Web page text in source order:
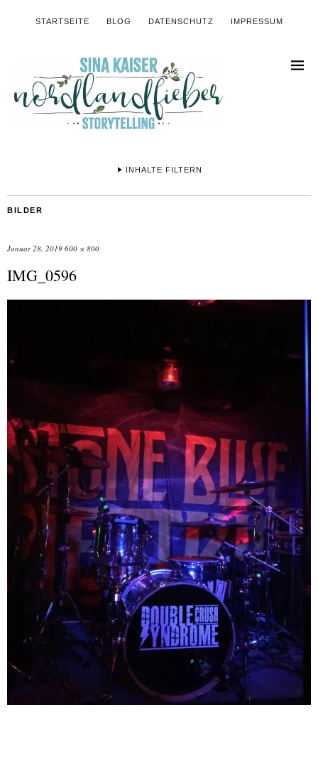
STARTSEITE BLOG DATENSCHUTZ IMPRESSUM
INHALTE FILTERN
BILDER
Januar 28, 2019 600 × 800
IMG_0596